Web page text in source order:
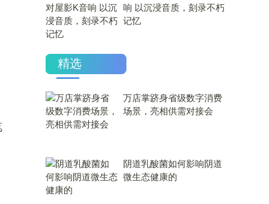
响 以沉浸音质，刻录不朽
记忆
精选
万店掌跻身省级数字消费
场景，亮相供需对接会
​阴道乳酸菌如何影响阴道
微生态健康的